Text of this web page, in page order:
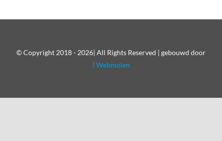
© Copyright 2018 - 2026| All Rights Reserved | gebouwd door
| Webmolen